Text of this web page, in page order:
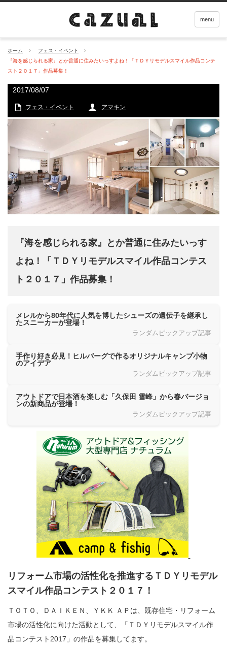
menu
ホーム
フェス・イベント
『海を感じられる家』とか普通に住みたいっすよね！「ＴＤＹリモデルスマイル作品コンテ
スト２０１７」作品募集！
2017/08/07
フェス・イベント アマキン
『海を感じられる家』とか普通に住みたいっす
よね！「ＴＤＹリモデルスマイル作品コンテス
ト２０１７」作品募集！
メレルから80年代に人気を博したシューズの遺伝子を継承し
たスニーカーが登場！
ランダムピックアップ記事
手作り好き必見！ヒルバーグで作るオリジナルキャンプ小物
のアイデア
ランダムピックアップ記事
アウトドアで日本酒を楽しむ「久保田 雪峰」から春バージョ
ンの新商品が登場！
ランダムピックアップ記事
リフォーム市場の活性化を推進するＴＤＹリモデル
スマイル作品コンテスト２０１７！
ＴＯＴＯ、ＤＡＩＫＥＮ、ＹＫＫ ＡＰは、既存住宅・リフォーム
市場の活性化に向けた活動として、「ＴＤＹリモデルスマイル作
品コンテスト2017」の作品を募集してます。